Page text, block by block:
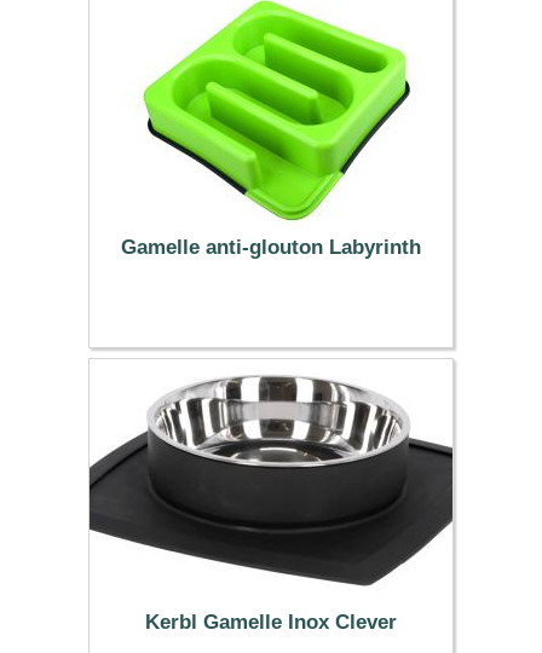
Gamelle anti-glouton Labyrinth
14.95 €
Kerbl Gamelle Inox Clever